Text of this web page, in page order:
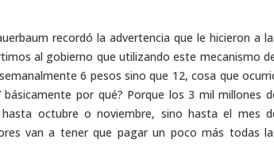
recordó la advertencia que le hicieron a
al gobierno que utilizando este mecanismo
6 pesos sino que 12, cosa que
por qué? Porque los 3 mil millones
octubre o noviembre, sino hasta el mes
van a tener que pagar un poco más todas